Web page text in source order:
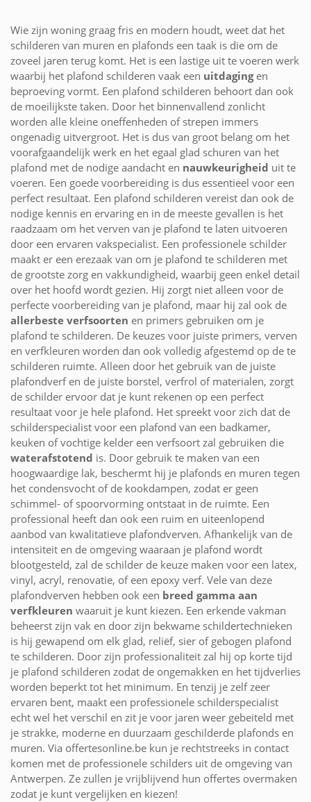
Wie zijn woning graag fris en modern houdt, weet dat het
schilderen van muren en plafonds een taak is die om de
zoveel jaren terug komt. Het is een lastige uit te voeren werk
waarbij het plafond schilderen vaak een uitdagingen
beproeving vormt. Een plafond schilderen behoort dan ook
de moeilijkste taken. Door het binnenvallend zonlicht
worden alle kleine oneffenheden of strepen immers
ongenadig uitvergroot. Het is dus van groot belang om het
voorafgaandelijk werk en het egaal glad schuren van het
plafond met de nodige aandacht en nauwkeurigheid uit te
voeren. Een goede voorbereiding is dus essentieel voor een
perfect resultaat. Een plafond schilderen vereist dan ook de
nodige kennis en ervaring en in de meeste gevallen is het
raadzaam om het verven van je plafond te laten uitvoeren
door een ervaren vakspecialist. Een professionele schilder
maakt er een erezaak van om je plafond te schilderen met
de grootste zorg en vakkundigheid, waarbij geen enkel detail
over het hoofd wordt gezien. Hij zorgt niet alleen voor de
perfecte voorbereiding van je plafond, maar hij zal ook de
allerbeste verfsoorten en primers gebruiken om je
plafond te schilderen. De keuzes voor juiste primers, verven
en verfkleuren worden dan ook volledig afgestemd op de te
schilderen ruimte. Alleen door het gebruik van de juiste
plafondverf en de juiste borstel, verfrol of materialen, zorgt
de schilder ervoor dat je kunt rekenen op een perfect
resultaat voor je hele plafond. Het spreekt voor zich dat de
schilderspecialist voor een plafond van een badkamer,
keuken of vochtige kelder een verfsoort zal gebruiken die
waterafstotend is. Door gebruik te maken van een
hoogwaardige lak, beschermt hij je plafonds en muren tegen
het condensvocht of de kookdampen, zodat er geen
schimmel- of spoorvorming ontstaat in de ruimte. Een
professional heeft dan ook een ruim en uiteenlopend
aanbod van kwalitatieve plafondverven. Afhankelijk van de
intensiteit en de omgeving waaraan je plafond wordt
blootgesteld, zal de schilder de keuze maken voor een latex,
vinyl, acryl, renovatie, of een epoxy verf. Vele van deze
plafondverven hebben ook een breed gamma aan
verfkleuren waaruit je kunt kiezen. Een erkende vakman
beheerst zijn vak en door zijn bekwame schildertechnieken
is hij gewapend om elk glad, reliëf, sier of gebogen plafond
te schilderen. Door zijn professionaliteit zal hij op korte tijd
je plafond schilderen zodat de ongemakken en het tijdverlies
worden beperkt tot het minimum. En tenzij je zelf zeer
ervaren bent, maakt een professionele schilderspecialist
echt wel het verschil en zit je voor jaren weer gebeiteld met
je strakke, moderne en duurzaam geschilderde plafonds en
muren. Via offertesonline.be kun je rechtstreeks in contact
komen met de professionele schilders uit de omgeving van
Antwerpen. Ze zullen je vrijblijvend hun offertes overmaken
zodat je kunt vergelijken en kiezen!